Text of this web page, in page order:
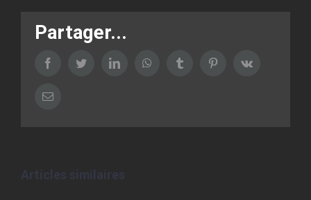
Partager...
FacebookTwitterLinkedIn WhatsAppTumblr PinterestVk
Email
Articles similaires